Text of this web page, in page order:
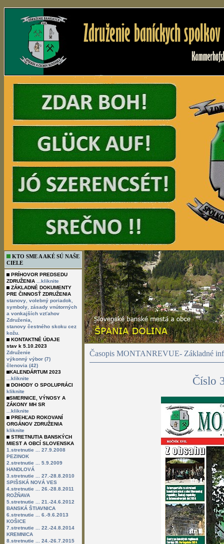
KTO SME A AKÉ SÚ NAŠE
CIELE
PRÍHOVOR PREDSEDU
ZDRUŽENIA
...kliknite
ZÁKLADNÉ DOKUMENTY
PRE ČINNOSŤ ZDRUŽENIA
stanovy volebný poriadok
symboly zásady vnútorných
a vonkajších vzťahov
Združenia,
stanovy čestného skoku cez
kožu.
KONTAKTNÉ ÚDAJE
stav k 5.10.2023
Združenie
výkonný výbor (7)
členovia (42)
KALENDÁRTUM 2023
...kliknite
DOHODY O SPOLUPRÁCI
kliknite
SMERNICE, VÝNOSY A
ZÁKONY MH SR
...kliknite
PREHĽAD ROKOVANÍ
ORGÁNOV ZDRUŽENIA
kliknite
STRETNUTIA BANSKÝCH
MIEST A OBCÍ SLOVENSKA
1.stretnutie ... 27.9.2008
PEZINOK
2.stretnutie ... 5.9.2009
HANDLOVÁ
3.stretnutie ... 27.-28.8.2010
SPIŠSKÁ NOVÁ VES
4.stretnutie ... 26.-28.8.2011
ROŽŇAVA
5.stretnutie ... 21.-24.6.2012
BANSKÁ ŠTIAVNICA
6.stretnutie ... 6.-9.6.2013
KOŠICE
7.stretnutie ... 22.-24.8.2014
KREMNICA
8.stretnutie ... 24.-26.7.2015
Časopis MONTANREVUE- Základné
Číslo